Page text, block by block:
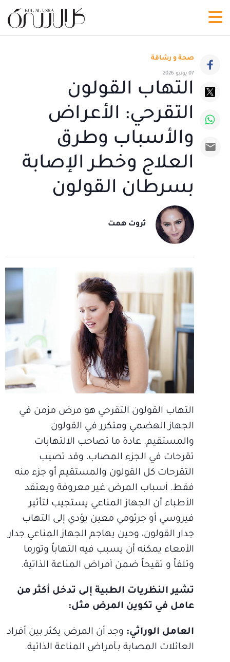
صحة و رشاقة
07 يونيو 2026
التهاب القولون
التقرحي: الأعراض
والأسباب وطرق
العلاج وخطر الإصابة
بسرطان القولون
ثروت همت
التهاب القولون التقرحي هو مرض مزمن في
الجهاز الهضمي ومتكرر في القولون
والمستقيم. عادة ما تصاحب الالتهابات
تقرحات في الجزء المصاب، وقد تصيب
التقرحات كل القولون والمستقيم أو جزء منه
فقط. أسباب المرض غير معروفة ويعتقد
الأطباء أن الجهاز المناعي يستجيب لتأثير
فيروسي أو جرثومي معين يؤدي إلى التهاب
جدار القولون، وحين يهاجم الجهاز المناعي جدار
الأمعاء يمكنه أن يسبب فيه التهاباً وتورما
وتلفاً و تقيحاً ضمن أمراض المناعة الذاتية.
تشير النظريات الطبية إلى تدخل أكثر من
عامل في تكوين المرض مثل:
العامل الوراثي: وجد أن المرض يكثر بين أفراد
العائلات المصابة بـأمراض المناعة الذاتية.